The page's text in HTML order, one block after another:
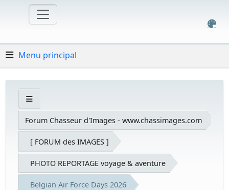
Menu principal
Forum Chasseur d'Images - www.chassimages.com
[ FORUM des IMAGES ]
PHOTO REPORTAGE voyage & aventure
Belgian Air Force Days 2026